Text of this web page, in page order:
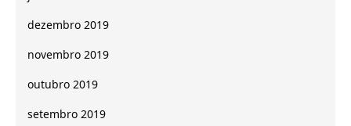
dezembro 2019
novembro 2019
outubro 2019
setembro 2019